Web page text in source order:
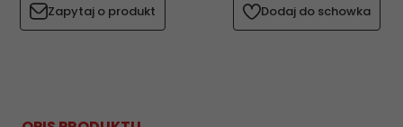
Zapytaj o produkt Dodaj do schowka